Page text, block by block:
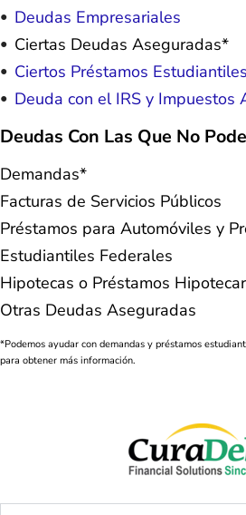
Deudas Empresariales
Ciertas Deudas Aseguradas*
Ciertos Préstamos
Deuda con el IRS y Impuestos
Deudas Con Las Que No
Demandas*
Facturas de Servicios Públicos
Préstamos para Automóviles y
Estudiantiles Federales
Hipotecas o Préstamos
Otras Deudas Aseguradas
*Podemos ayudar con demandas y préstamos
para obtener más información.